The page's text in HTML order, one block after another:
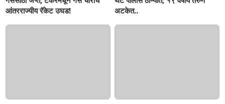
आंतरराज्यीय रॅकेट उघड!
अटकेत..